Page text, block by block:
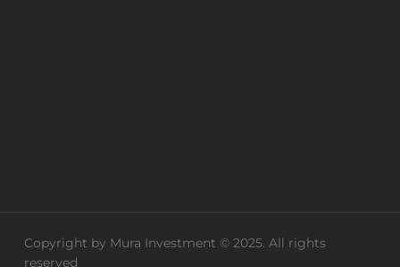
Copyright by Mura Investment © 2025. All rights
reserved